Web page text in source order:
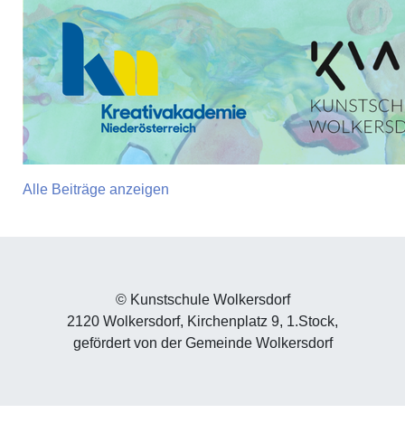
Alle Beiträge anzeigen
© Kunstschule Wolkersdorf
2120 Wolkersdorf, Kirchenplatz 9, 1.Stock,
gefördert von der Gemeinde Wolkersdorf